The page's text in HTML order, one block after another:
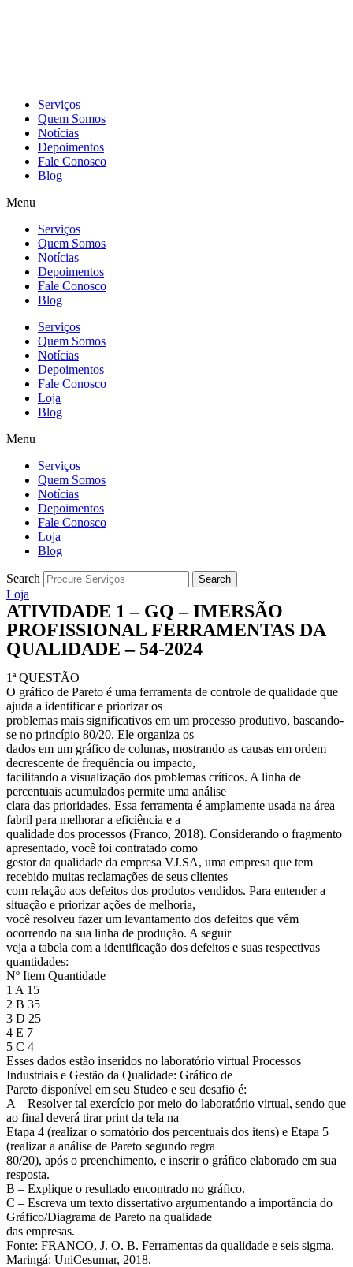
Serviços
Quem Somos
Notícias
Depoimentos
Fale Conosco
Blog
Menu
Serviços
Quem Somos
Notícias
Depoimentos
Fale Conosco
Blog
Serviços
Quem Somos
Notícias
Depoimentos
Fale Conosco
Loja
Blog
Menu
Serviços
Quem Somos
Notícias
Depoimentos
Fale Conosco
Loja
Blog
Search Search
Loja
ATIVIDADE 1 – GQ – IMERSÃO
PROFISSIONAL FERRAMENTAS DA
QUALIDADE – 54-2024
1ª QUESTÃO
O gráfico de Pareto é uma ferramenta de controle de qualidade que
ajuda a identificar e priorizar os
problemas mais significativos em um processo produtivo, baseando-
se no princípio 80/20. Ele organiza os
dados em um gráfico de colunas, mostrando as causas em ordem
decrescente de frequência ou impacto,
facilitando a visualização dos problemas críticos. A linha de
percentuais acumulados permite uma análise
clara das prioridades. Essa ferramenta é amplamente usada na área
fabril para melhorar a eficiência e a
qualidade dos processos (Franco, 2018). Considerando o fragmento
apresentado, você foi contratado como
gestor da qualidade da empresa VJ.SA, uma empresa que tem
recebido muitas reclamações de seus clientes
com relação aos defeitos dos produtos vendidos. Para entender a
situação e priorizar ações de melhoria,
você resolveu fazer um levantamento dos defeitos que vêm
ocorrendo na sua linha de produção. A seguir
veja a tabela com a identificação dos defeitos e suas respectivas
quantidades:
Nº Item Quantidade
1 A 15
2 B 35
3 D 25
4 E 7
5 C 4
Esses dados estão inseridos no laboratório virtual Processos
Industriais e Gestão da Qualidade: Gráfico de
Pareto disponível em seu Studeo e seu desafio é:
A – Resolver tal exercício por meio do laboratório virtual, sendo que
ao final deverá tirar print da tela na
Etapa 4 (realizar o somatório dos percentuais dos itens) e Etapa 5
(realizar a análise de Pareto segundo regra
80/20), após o preenchimento, e inserir o gráfico elaborado em sua
resposta.
B – Explique o resultado encontrado no gráfico.
C – Escreva um texto dissertativo argumentando a importância do
Gráfico/Diagrama de Pareto na qualidade
das empresas.
Fonte: FRANCO, J. O. B. Ferramentas da qualidade e seis sigma.
Maringá: UniCesumar, 2018.